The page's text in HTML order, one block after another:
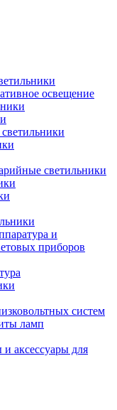
освещение
светильники
и
приборов
систем
ламп
аксессуары для